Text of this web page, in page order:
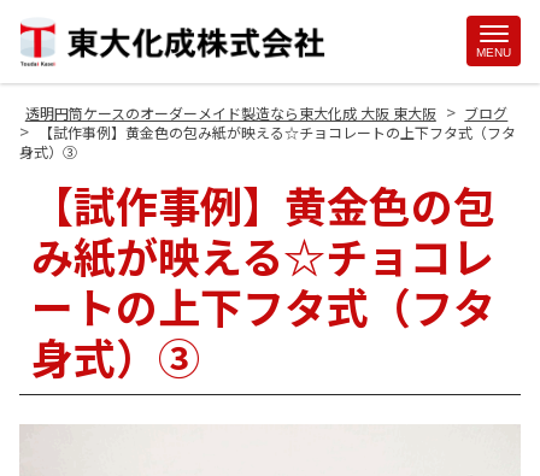
MENU
透明円筒ケースのオーダーメイド製造なら東大化成 大阪 東大阪 > ブログ
>
【試作事例】黄金色の包み紙が映える☆チョコレートの上下フタ式（フタ
身式）③
【試作事例】黄金色の包
み紙が映える☆チョコレ
ートの上下フタ式（フタ
身式）③
Site
Footer